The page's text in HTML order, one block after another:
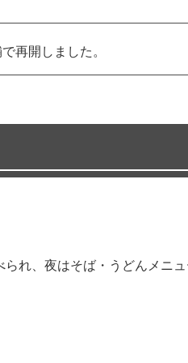
再開しました。
れ、夜はそば・うどんメニ